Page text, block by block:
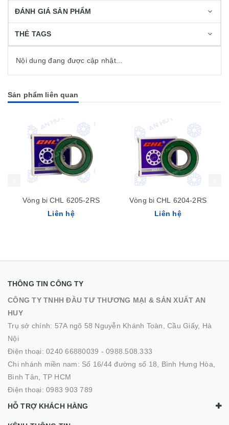
ĐÁNH GIÁ SẢN PHẨM
THẺ TAGS
Nội dung đang được cập nhật...
Sản phẩm liên quan
Vòng bi CHL 6205-2RS
Liên hệ
Vòng bi CHL 6204-2RS
Liên hệ
THÔNG TIN CÔNG TY
CÔNG TY TNHH ĐẦU TƯ THƯƠNG MẠI & SẢN XUẤT AN
HUY
Trụ sở chính: 57A ngõ 58 Nguyễn Khánh Toàn, Cầu Giấy, Hà
Nội
Điện thoại: 0240 66880039 - 0988.508.333
Chi nhánh miền nam: Số 16/44 đường số 18, Bình Hưng Hòa,
Bình Tân, TP HCM
Điện thoại: 0983 903 789
HỖ TRỢ KHÁCH HÀNG